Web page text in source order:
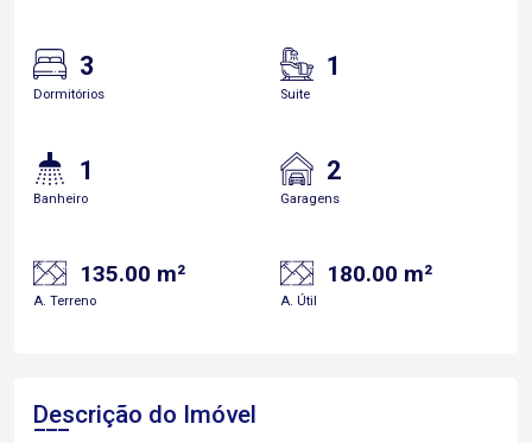
3
Dormitórios
1
Suite
1
Banheiro
2
Garagens
135.00 m²
A. Terreno
180.00 m²
A. Útil
Descrição do Imóvel